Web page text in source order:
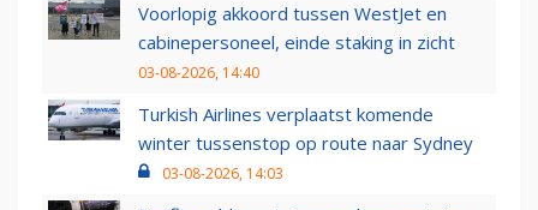
Voorlopig akkoord tussen WestJet en
cabinepersoneel, einde staking in zicht
03-08-2026, 14:40
Turkish Airlines verplaatst komende
winter tussenstop op route naar Sydney
03-08-2026, 14:03